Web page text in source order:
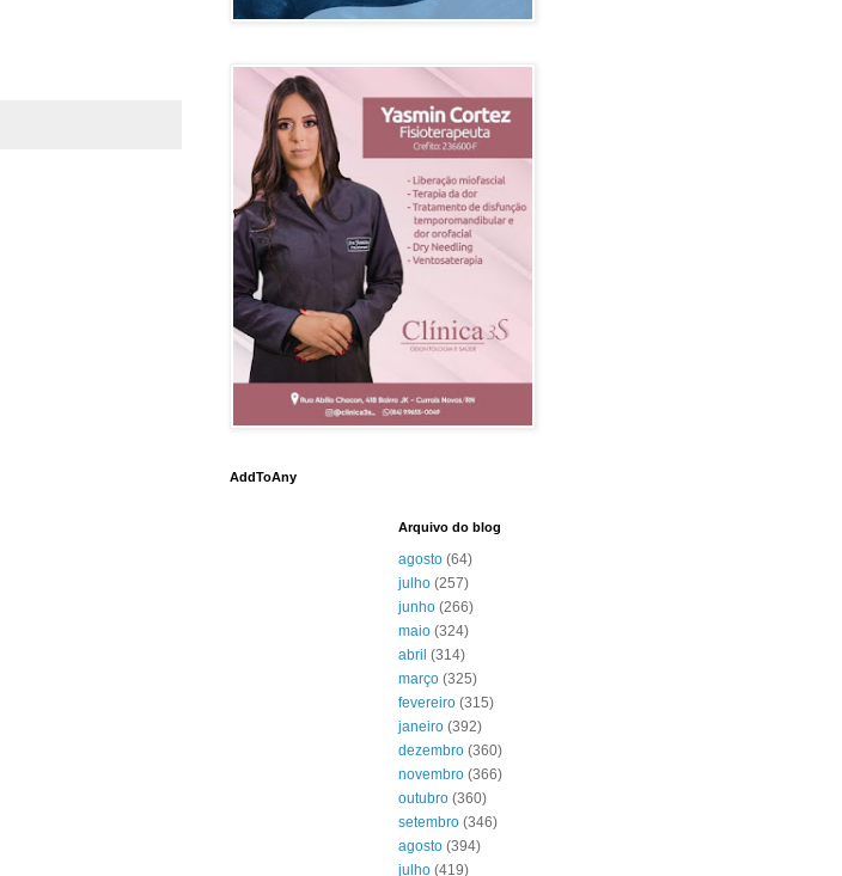
AddToAny
Arquivo do blog
agosto (64)
julho (257)
junho (266)
maio (324)
abril (314)
março (325)
fevereiro (315)
janeiro (392)
dezembro (360)
novembro (366)
outubro (360)
setembro (346)
agosto (394)
julho (419)